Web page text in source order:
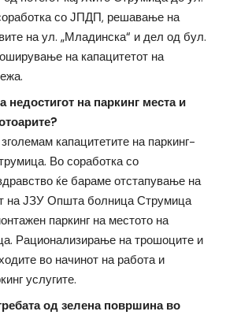
со ЈПДП, решавање на
на ул. „Младинска“ и дел од бул.
на капацитетот на
недостигот на паркинг места и
капацитетите на паркинг-
Во соработка со
ќе бараме отстапување на
на ЈЗУ Општа болница Струмица
паркинг на местото на
Рационализирање на трошоците и
во начинот на работа и
услугите.
од зелена површина во